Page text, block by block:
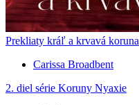
Prekliaty kráľ a krvavá koruna
Carissa Broadbent
2. diel série Koruny Nyaxie